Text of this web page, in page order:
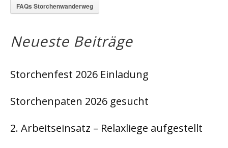
FAQs Storchenwanderweg
Neueste Beiträge
Storchenfest 2026 Einladung
Storchenpaten 2026 gesucht
2. Arbeitseinsatz – Relaxliege aufgestellt